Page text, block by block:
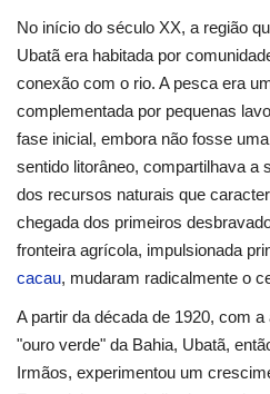
No início do século XX, a região
Ubatã era habitada por
conexão com o rio. A pesca era
complementada por pequenas
fase inicial, embora não fosse
sentido litorâneo, compartilhava a
dos recursos naturais que
chegada dos primeiros
fronteira agrícola, impulsionada
cacau, mudaram radicalmente o
A partir da década de 1920, com
"ouro verde" da Bahia, Ubatã,
Irmãos, experimentou um